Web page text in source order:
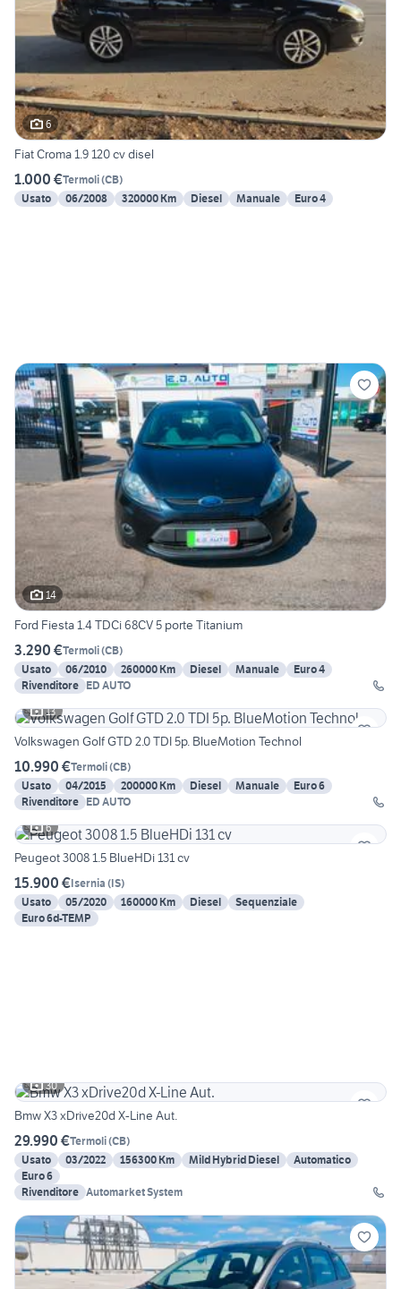
6
Fiat Croma 1.9 120 cv disel
1.000 €Termoli(CB)
Usato
06/2008 320000 Km Diesel Manuale Euro 4
14
Ford Fiesta 1.4 TDCi 68CV 5 porte Titanium
3.290 €Termoli(CB)
Usato
06/2010 260000 Km Diesel Manuale
Euro 4
Rivenditore ED AUTO
13
Volkswagen Golf GTD 2.0 TDI 5p. BlueMotion Technol
10.990 €Termoli(CB)
Usato
04/2015 200000 Km Diesel Manuale
Euro 6
Rivenditore ED AUTO
6
Peugeot 3008 1.5 BlueHDi 131 cv
15.900 €Isernia (IS)
Usato
05/2020 160000 Km Diesel
Sequenziale
Euro 6d-TEMP
30
Bmw X3 xDrive20d X-Line Aut.
29.990 €Termoli(CB)
Usato
03/2022 156300 Km Mild Hybrid Diesel
Automatico
Euro 6
Rivenditore Automarket System